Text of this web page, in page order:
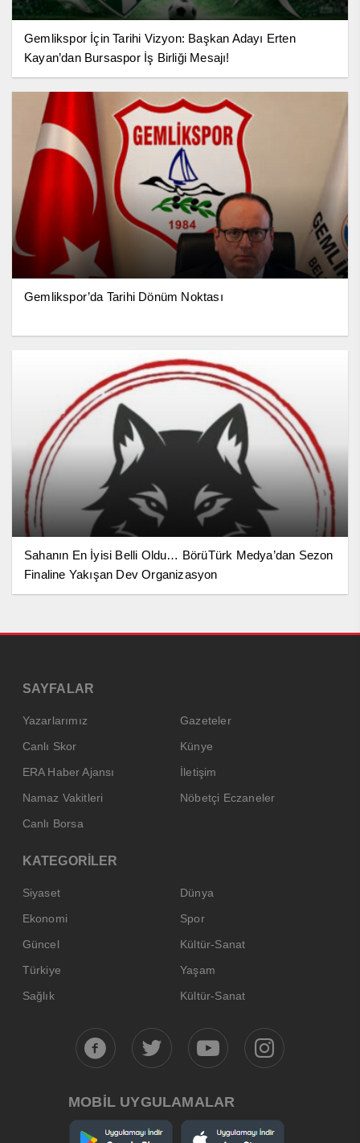
Gemlikspor İçin Tarihi Vizyon: Başkan Adayı Erten
Kayan’dan Bursaspor İş Birliği Mesajı!
Gemlikspor’da Tarihi Dönüm Noktası
Sahanın En İyisi Belli Oldu… BörüTürk Medya’dan Sezon
Finaline Yakışan Dev Organizasyon
SAYFALAR
Yazarlarımız
Gazeteler
Canlı Skor
Künye
ERA Haber Ajansı
İletişim
Namaz Vakitleri
Nöbetçi Eczaneler
Canlı Borsa
KATEGORİLER
Siyaset
Dünya
Ekonomi
Spor
Güncel
Kültür-Sanat
Türkiye
Yaşam
Sağlık
Kültür-Sanat
MOBİL UYGULAMALAR